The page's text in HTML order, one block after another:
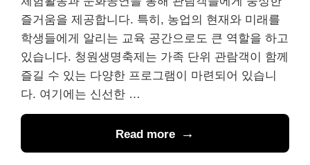
즐거움을 제공합니다. 특히, 농업의 현재와 미래를
학생들에게 알리는 교육 공간으로도 큰 역할을 하고
있습니다. 청원생명축제는 가족 단위 관람객이 함께
즐길 수 있는 다양한 프로그램이 마련되어 있습니
다. 여기에는 신선한 …
Read more